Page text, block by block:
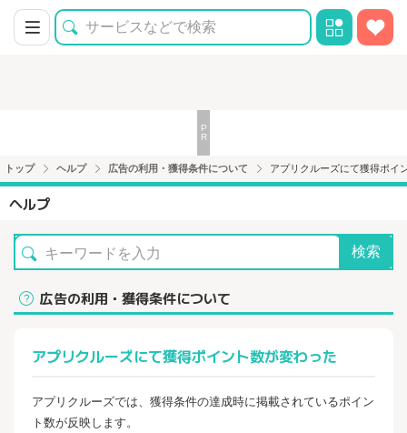
トップ ヘルプ 広告の利用・獲得条件について アプリクルーズにて獲得ポイ
ヘルプ
検索
広告の利用・獲得条件について
アプリクルーズにて獲得ポイント数が変わった
アプリクルーズでは、獲得条件の達成時に掲載されているポイン
ト数が反映します。